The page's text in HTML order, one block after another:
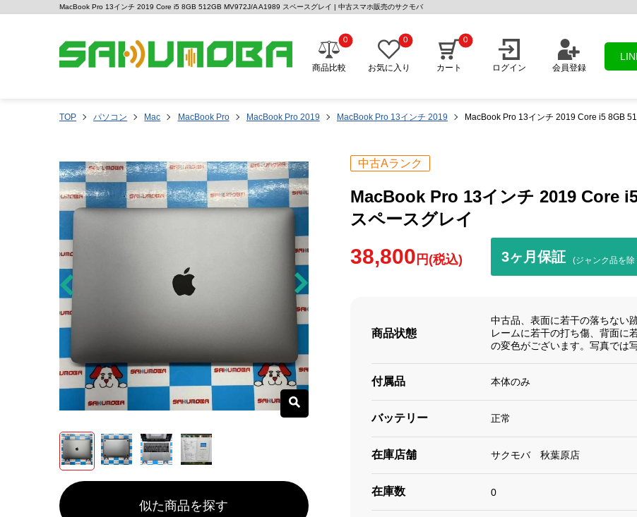
MacBook Pro 13インチ 2019 Core i5 8GB 512GB MV972J/A A1989 スペースグレイ | 中古スマホ販売のサクモバ
商品比較
0
お気に入り
0
カート
0
ログイン 会員登録
TOP パソコン Mac MacBook Pro MacBook Pro 2019 MacBook Pro 13インチ 2019 MacBook Pro 13インチ 2019 Core i5 8GB
似た商品を探す
中古Aランク
MacBook Pro 13インチ 2019 Core
スペースグレイ
38,800 円(税込) 3ヶ月保証 (ジャンク品を除
商品状態
中古品、表面に若干の落ちない
レームに若干の打ち傷、背面に
の変色がございます。写真では
付属品 本体のみ
バッテリー 正常
在庫店舗 サクモバ 秋葉原店
在庫数 0